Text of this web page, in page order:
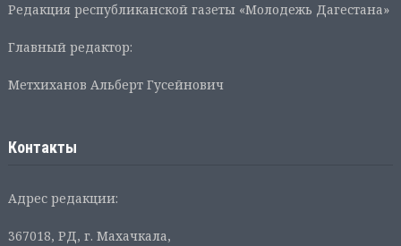
Редакция республиканской газеты «Молодежь Дагестана»
Главный редактор:
Метхиханов Альберт Гусейнович
Контакты
Адрес редакции:
367018, РД, г. Махачкала,